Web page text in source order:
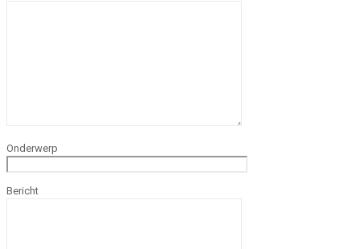
Onderwerp
Bericht